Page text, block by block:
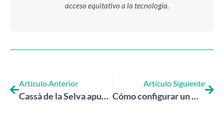
acceso equitativo a la tecnología.
Artículo Anterior
Cassà de la Selva apuesta por la inclusión digital de las personas mayores con Conecta en Grande
Artículo Siguiente
Cómo configurar un móvil Android para una persona mayor